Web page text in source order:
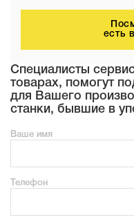
есть
Специалисты
товарах, помогут
для Вашего
станки, бывшие в
Ваше имя
Телефон